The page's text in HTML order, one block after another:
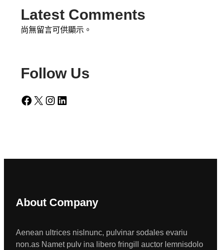
Latest Comments
尚無留言可供顯示。
Follow Us
Facebook X Instagram LinkedIn
About Company
Aenean ultrices nislnunc, pulvinar sodales evariu
non.as Namet pulv ina libero fringill auctor lemnisdolo